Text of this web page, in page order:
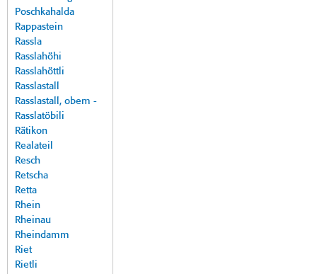
Poschkahalda
Rappastein
Rassla
Rasslahöhi
Rasslahöttli
Rasslastall
Rasslastall, obem -
Rasslatöbili
Rätikon
Realateil
Resch
Retscha
Retta
Rhein
Rheinau
Rheindamm
Riet
Rietli